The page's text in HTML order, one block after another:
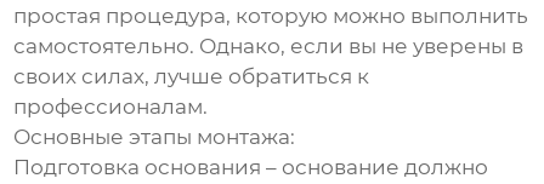
простая процедура, которую можно выполнить
самостоятельно. Однако, если вы не уверены в
своих силах, лучше обратиться к
профессионалам.
Основные этапы монтажа:
Подготовка основания – основание должно